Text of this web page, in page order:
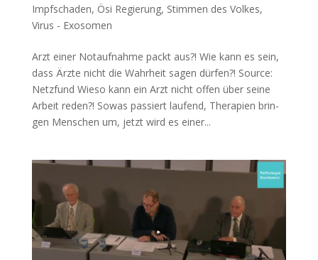
Impfschaden, Ösi Regierung, Stimmen des Volkes,
Virus - Exosomen
Arzt einer Notaufnahme packt aus?! Wie kann es sein,
dass Ärz­te nicht die Wahr­heit sagen dürfen?! Source:
Netz­fund Wie­so kann ein Arzt nicht offen über sei­ne
Arbeit reden?! Sowas pas­siert lau­fend, The­ra­pien brin­
gen Men­schen um, jetzt wird es einer...